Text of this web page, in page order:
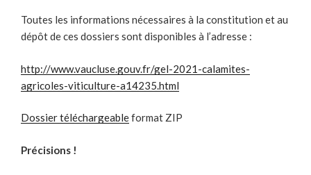
Toutes les informations nécessaires à la constitution et au
dépôt de ces dossiers sont disponibles à l’adresse :
http://www.vaucluse.gouv.fr/gel-2021-calamites-
agricoles-viticulture-a14235.html
Dossier téléchargeableformat ZIP
Précisions !